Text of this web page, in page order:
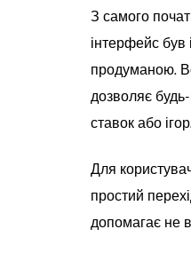
З самого
інтерфейс був
продуманою.
дозволяє
ставок або
Для
простий
допомагає не